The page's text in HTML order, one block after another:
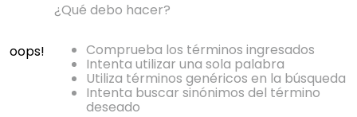
oops!
¿Qué debo hacer?
Comprueba los términos ingresados
Intenta utilizar una sola palabra
Utiliza términos genéricos en la búsqueda
Intenta buscar sinónimos del término
deseado